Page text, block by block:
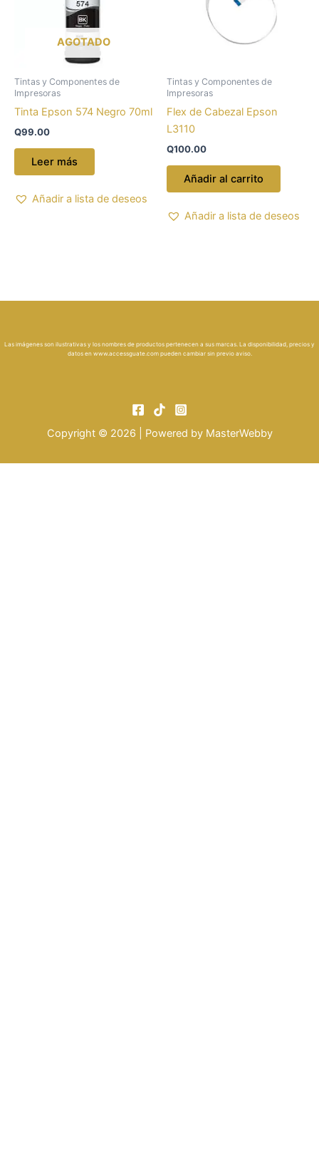
AGOTADO
Tintas y Componentes de
Impresoras
Tinta Epson 574 Negro 70ml
Q99.00
Leer más
Añadir a lista de deseos
Tintas y Componentes de
Impresoras
Flex de Cabezal Epson
L3110
Q100.00
Añadir al carrito
Añadir a lista de deseos
Las imágenes son ilustrativas y los nombres de productos pertenecen a sus marcas. La disponibilidad, precios y
datos en www.accessguate.compueden cambiar sin previo aviso.
Copyright © 2026 | Powered by MasterWebby